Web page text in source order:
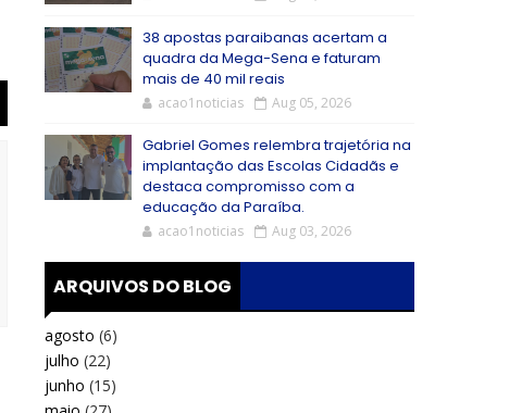
38 apostas paraibanas acertam a
quadra da Mega-Sena e faturam
mais de 40 mil reais
acao1noticias Aug 05, 2026
Gabriel Gomes relembra trajetória na
implantação das Escolas Cidadãs e
destaca compromisso com a
educação da Paraíba.
acao1noticias Aug 03, 2026
ARQUIVOS DO BLOG
agosto (6)
julho (22)
junho (15)